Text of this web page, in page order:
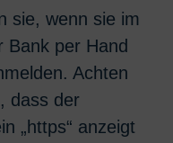
sie, wenn sie im
Bank per Hand
Achten
dass der
„https“ anzeigt